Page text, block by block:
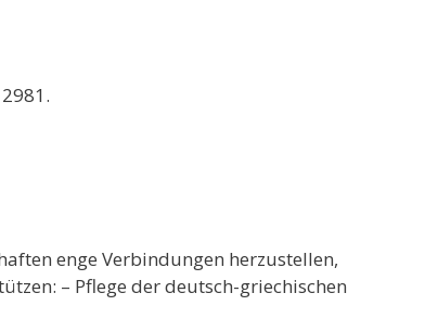
enge Verbindungen herzustellen,
– Pflege der deutsch-griechischen